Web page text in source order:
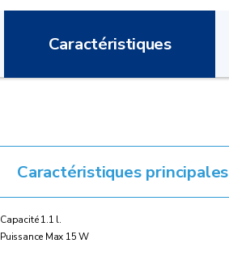
Caractéristiques
Caractéristiques principales
Capacité 1.1 l.
Puissance Max 15 W